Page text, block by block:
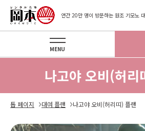
연간 20만 명이 방문하는 원조 기모노
MENU
나고야 오비(허리
톱 페이지 대여 플랜 나고야 오비(허리띠) 플랜